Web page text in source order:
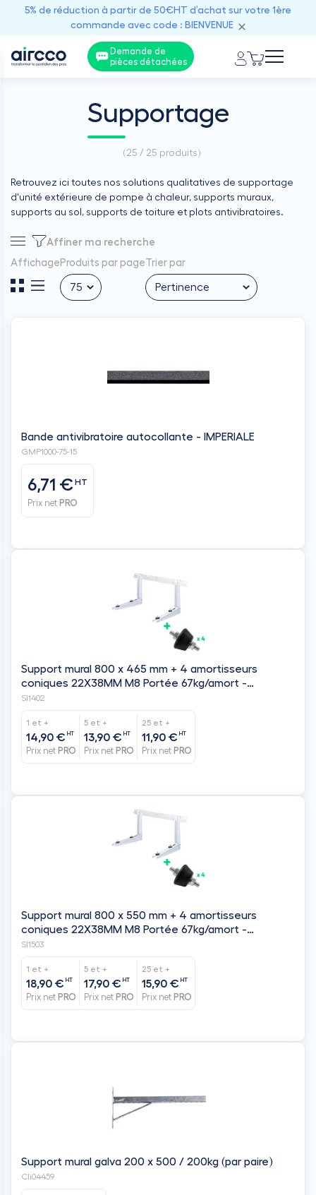
5% de réduction à partir de 50€HT d’achat sur votre 1ère
commande avec code : BIENVENUE
Demande de
pièces détachées
Supportage
(25 / 25 produits)
Retrouvez ici toutes nos solutions qualitatives de supportage
d'unité extérieure de pompe à chaleur, supports muraux,
supports au sol, supports de toiture et plots antivibratoires.
Affiner ma recherche
Affichage Produits par pageTrier par
Bande antivibratoire autocollante - IMPERIALE
GMP1000-75-15
6,71 €HT
Prix net PRO
Support mural 800 x 465 mm + 4 amortisseurs
coniques 22X38MM M8 Portée 67kg/amort -
IMPERIALE
SI1402
1 et +
14,90 € HT
Prix net PRO
5 et +
13,90 € HT
Prix net PRO
25 et +
11,90 € HT
Prix net PRO
Support mural 800 x 550 mm + 4 amortisseurs
coniques 22X38MM M8 Portée 67kg/amort -
IMPERIALE
SI1503
1 et +
18,90 € HT
Prix net PRO
5 et +
17,90 € HT
Prix net PRO
25 et +
15,90 € HT
Prix net PRO
Support mural galva 200 x 500 / 200kg (par paire)
Cli04459